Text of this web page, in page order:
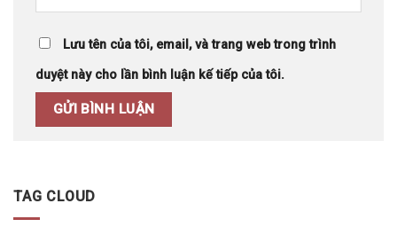
Lưu tên của tôi, email, và trang web trong trình
duyệt này cho lần bình luận kế tiếp của tôi.
TAG CLOUD